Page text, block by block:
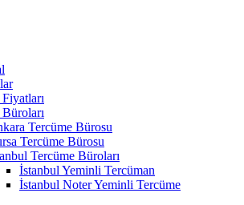
Tercüme Bürosu
Tercüme Bürosu
Tercüme Büroları
İstanbul Yeminli Tercüman
İstanbul Noter Yeminli Tercüme